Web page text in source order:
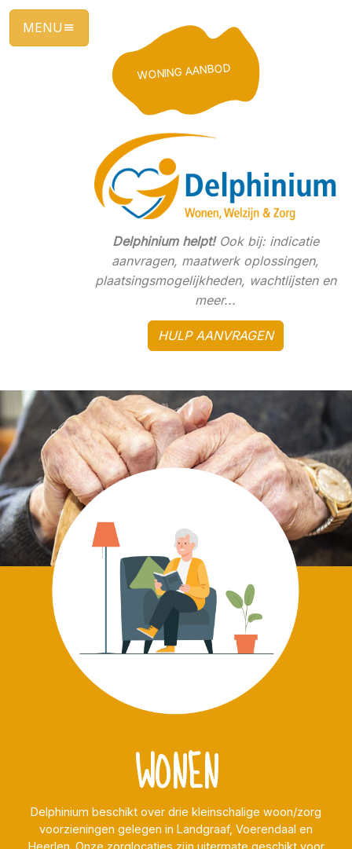
Ga
direct
naar
WONING AANBOD
Delphinium helpt! Ook bij: indicatie
aanvragen, maatwerk oplossingen,
plaatsingsmogelijkheden, wachtlijsten en
meer...
HULP AANVRAGEN
WONEN
Delphinium beschikt over drie kleinschalige woon/zorg
voorzieningen gelegen in Landgraaf, Voerendaal en